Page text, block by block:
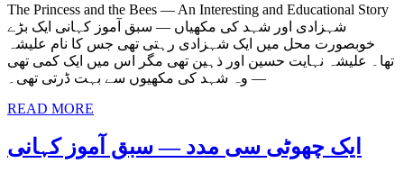
The Princess and the Bees — An Interesting and Educational Story
شہزادی اور شہد کی مکھیاں — سبق آموز کہانی ایک بڑے
خوبصورت محل میں ایک شہزادی رہتی تھی جس کا نام علیشہ
تھا۔ علیشہ نہایت حسین اور ذہین تھی مگر اس میں ایک کمی تھی
— وہ شہد کی مکھیوں سے بہت ڈرتی تھی۔
READ MORE
ایک چھوٹی سی مدد — سبق آموز کہانی